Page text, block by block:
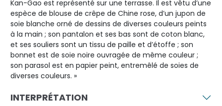
Kan-Gao est représenté sur une terrasse. Il est vêtu d’une
espèce de blouse de crêpe de Chine rose, d’un jupon de
soie blanche orné de dessins de diverses couleurs peints
à la main ; son pantalon et ses bas sont de coton blanc,
et ses souliers sont un tissu de paille et d’étoffe ; son
bonnet est de soie noire ouvragée de même couleur ;
son parasol est en papier peint, entremêlé de soies de
diverses couleurs. »
INTERPRÉTATION